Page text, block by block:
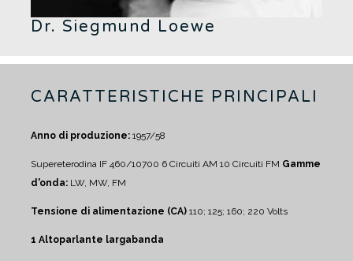
Dr. Siegmund Loewe
CARATTERISTICHE PRINCIPALI
Anno di produzione: 1957/58
Supereterodina IF 460/10700 6 Circuiti AM 10 Circuiti FM Gamme
d'onda: LW, MW, FM
Tensione di alimentazione (CA) 110; 125; 160; 220 Volts
1 Altoparlante largabanda